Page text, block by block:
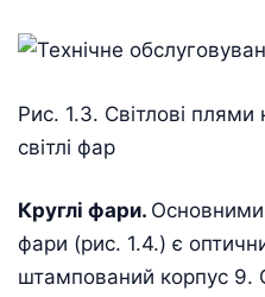
Рис. 1.3. Світлові
світлі фар
Круглі фари. Основними
фари (рис. 1.4.) є
штампований корпус 9.